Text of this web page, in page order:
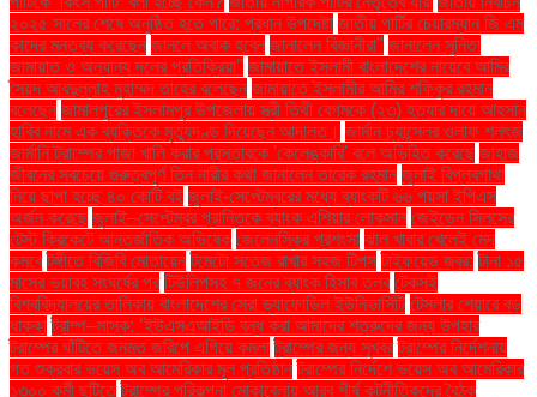
২০২৫ সালের শেষে অনুষ্ঠিত হতে পারে: প্রধান উপদেষ্টা জাতীয় পার্টির চেয়ারম্যান জি এম
কাদের মন্তব্য করেছেন জানলে অবাক হবেন জানালেন বিজ্ঞানীরা" জানালেন সুনিতা
জামায়াত ও অন্যান্য দলের প্রতিক্রিয়া'' জামায়াতে ইসলামী বাংলাদেশের নায়েবে আমির
সৈয়দ আবদুল্লাহ মুহাম্মদ তাহের বলেছেন জামায়াতে ইসলামীর আমির শফিকুর রহমান
বলেছেন জামালপুরের ইসলামপুর উপজেলায় স্ত্রী তিথী বেগমকে (২৩) হত্যার দায়ে আহসান
হাবিব নামে এক ব্যক্তিকে মৃত্যুদণ্ড দিয়েছেন আদালত। জার্মান চ্যান্সেলর ওলাফ শলৎজ
জার্মানি ট্রাম্পের গাজা খালি করার প্রস্তাবকে 'কেলেঙ্কারি' বলে অভিহিত করেছে জাহাজ
জীবনের সবচেয়ে গুরুত্বপূর্ণ তিন নারীর কথা জানালেন তারেক রহমান জুলাই বিপ্লবগাথা
নিয়ে ছাপা হচ্ছে ৪০ কোটি বই জুলাই-সেপ্টেম্বরের মধ্যে ব্যাংকটি ৬৬ পয়সা ইপিএস
অর্জন করেছে জুলাই–সেপ্টেম্বর প্রান্তিকে ব্যাংক এশিয়ার লোকসান জেইডেন সিলসের
টেস্ট ক্রিকেটে আন্তর্জাতিক অভিষেক জেলেনস্কির প্রশংসা ঝাল খাবার খেলেই মেদ
কমবে টঙ্গীতে বিজিবি মোতায়েন টমেটো সতেজ রাখার সহজ টিপস টাইফয়েড জ্বর: টানা ১৫
মাসের ভয়াবহ সংঘর্ষের পর টিউলিপসহ ৭ জনের ব্যাংক হিসাব তলব টেকসই
বিশ্ববিদ্যালয়ের তালিকায় বাংলাদেশের সেরা ড্যাফোডিল ইউনিভার্সিটি টেসলার শেয়ারে বড়
ধাক্কা ট্রাম্প–মাস্ক: ‘ইউএসএআইডি বন্ধ করা আমাদের শত্রুদের জন্য উপহার
ট্রাম্পের ঘাঁটিতে জনমত জরিপে এগিয়ে কমলা ট্রাম্পের জন্য সুখবর ট্রাম্পের নির্দেশনায়
গত শুক্রবার ভয়েস অব আমেরিকার মূল প্রতিষ্ঠান ট্রাম্পের নির্দেশে ভয়েস অব আমেরিকার
১৩০০ কর্মী ছুটিতে ট্রাম্পের পরিকল্পনা মোকাবেলায় আরব শীর্ষ কূটনীতিকদের বৈঠক